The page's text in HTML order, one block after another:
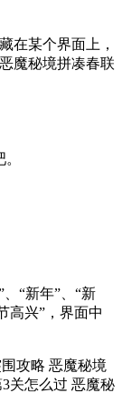
在某个界面上，
魔秘境拼凑春联
“新年”、“新
高兴”，界面中
攻略 恶魔秘境
关怎么过 恶魔秘